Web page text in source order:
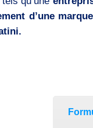
d’une marque